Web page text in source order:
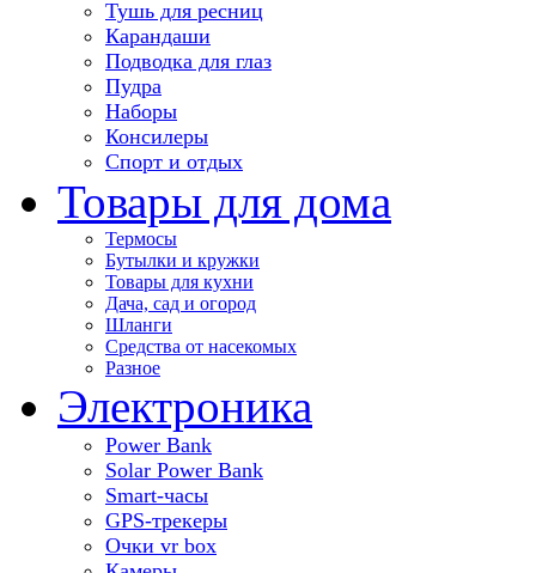
Тушь для ресниц
Карандаши
Подводка для глаз
Пудра
Наборы
Консилеры
Спорт и отдых
Товары для дома
Термосы
Бутылки и кружки
Товары для кухни
Дача, сад и огород
Шланги
Средства от насекомых
Разное
Электроника
Power Bank
Solar Power Bank
Smart-часы
GPS-трекеры
Очки vr box